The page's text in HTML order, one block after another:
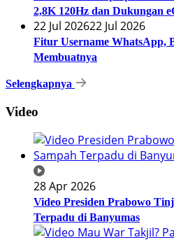
2,8K 120Hz dan Dukungan
22 Jul 202622 Jul 2026
Fitur Username WhatsApp,
Membuatnya
Selengkapnya
Video
28 Apr 2026
Video Presiden Prabowo
Terpadu di Banyumas